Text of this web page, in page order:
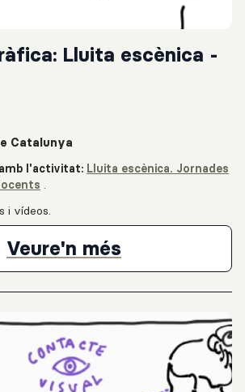
Lluita escènica -
Catalunya
l'activitat: Lluita escènica. Jornades
i vídeos.
Veure'n més